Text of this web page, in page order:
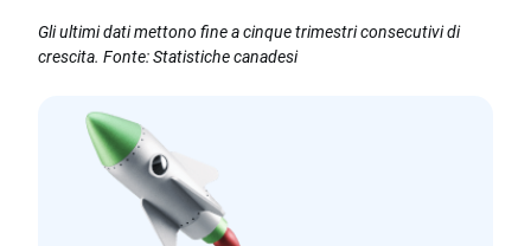
Gli ultimi dati mettono fine a cinque trimestri consecutivi di
crescita. Fonte: Statistiche canadesi